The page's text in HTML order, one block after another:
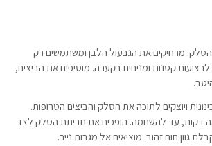
הסלק. מרחיקים את הגבעול הלבן ומשתמשים רק
לרצועות קטנות ומניחים בקערה. מוסיפים את הביצים,
ויוצקים לתוכה את הסלק והביצים הטרופות.
דקות, עד להשחמה. הופכים את חביתת הסלק לצד
גוון חום זהוב. מוציאים אל מגבות נייר.